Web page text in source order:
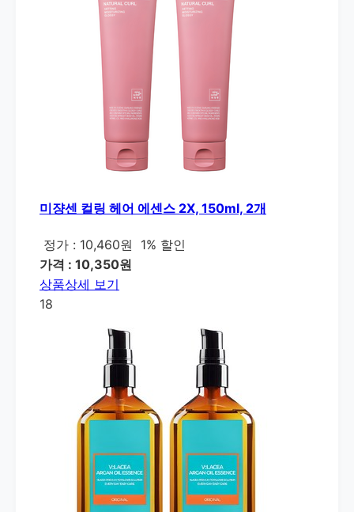
미쟝센 컬링 헤어 에센스 2X, 150ml, 2개
정가 : 10,460원
1% 할인
가격 : 10,350원
상품상세 보기
18